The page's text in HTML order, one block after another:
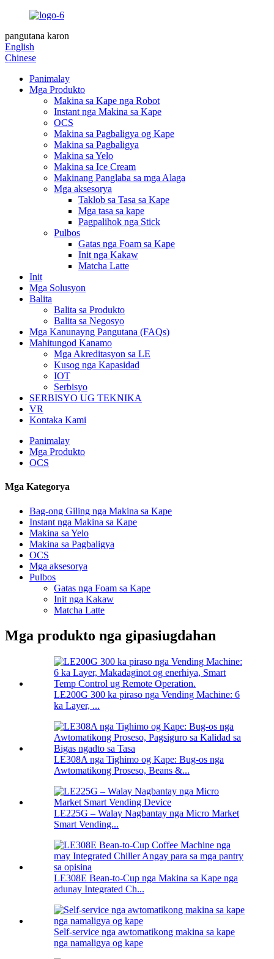
pangutana karon
English
Chinese
Panimalay
Mga Produkto
Makina sa Kape nga Robot
Instant nga Makina sa Kape
OCS
Makina sa Pagbaligya og Kape
Makina sa Pagbaligya
Makina sa Yelo
Makina sa Ice Cream
Makinang Panglaba sa mga Alaga
Mga aksesorya
Taklob sa Tasa sa Kape
Mga tasa sa kape
Pagpalihok nga Stick
Pulbos
Gatas nga Foam sa Kape
Init nga Kakaw
Matcha Latte
Init
Mga Solusyon
Balita
Balita sa Produkto
Balita sa Negosyo
Mga Kanunayng Pangutana (FAQs)
Mahitungod Kanamo
Mga Akreditasyon sa LE
Kusog nga Kapasidad
IOT
Serbisyo
SERBISYO UG TEKNIKA
VR
Kontaka Kami
Panimalay
Mga Produkto
OCS
Mga Kategorya
Bag-ong Giling nga Makina sa Kape
Instant nga Makina sa Kape
Makina sa Yelo
Makina sa Pagbaligya
OCS
Mga aksesorya
Pulbos
Gatas nga Foam sa Kape
Init nga Kakaw
Matcha Latte
Mga produkto nga gipasiugdahan
LE200G 300 ka piraso nga Vending Machine: 6
ka Layer, ...
LE308A nga Tighimo og Kape: Bug-os nga
Awtomatikong Proseso, Beans &...
LE225G – Walay Nagbantay nga Micro Market
Smart Vending...
LE308E Bean-to-Cup nga Makina sa Kape nga
adunay Integrated Ch...
Self-service nga awtomatikong makina sa kape
nga namaligya og kape